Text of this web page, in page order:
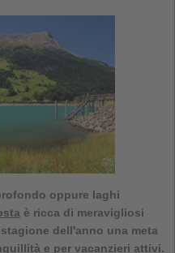
oppure laghi
è ricca di meravigliosi
dell'anno una meta
e per vacanzieri attivi.